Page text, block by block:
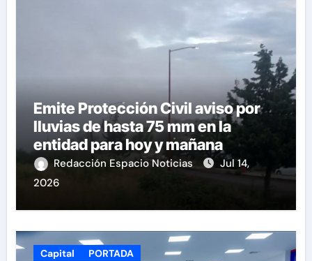
Emite Protección Civil aviso por
lluvias de hasta 75 mm en la
entidad para hoy y mañana
Redacción Espacio Noticias
Jul 14,
2026
Capital PORTADA